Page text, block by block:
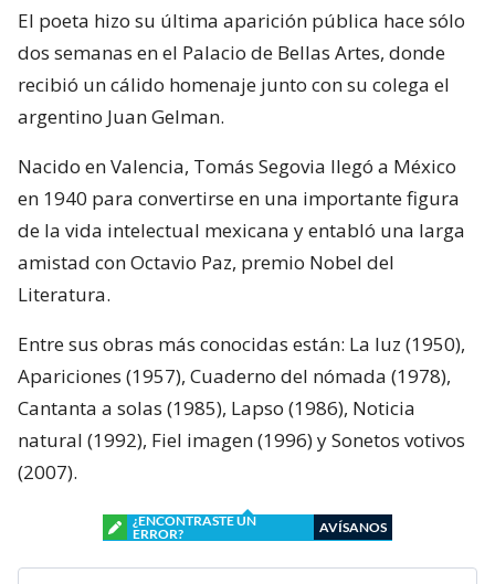
El poeta hizo su última aparición pública hace sólo
dos semanas en el Palacio de Bellas Artes, donde
recibió un cálido homenaje junto con su colega el
argentino Juan Gelman.
Nacido en Valencia, Tomás Segovia llegó a México
en 1940 para convertirse en una importante figura
de la vida intelectual mexicana y entabló una larga
amistad con Octavio Paz, premio Nobel del
Literatura.
Entre sus obras más conocidas están: La luz (1950),
Apariciones (1957), Cuaderno del nómada (1978),
Cantanta a solas (1985), Lapso (1986), Noticia
natural (1992), Fiel imagen (1996) y Sonetos votivos
(2007).
¿ENCONTRASTE UN
ERROR?
AVÍSANOS